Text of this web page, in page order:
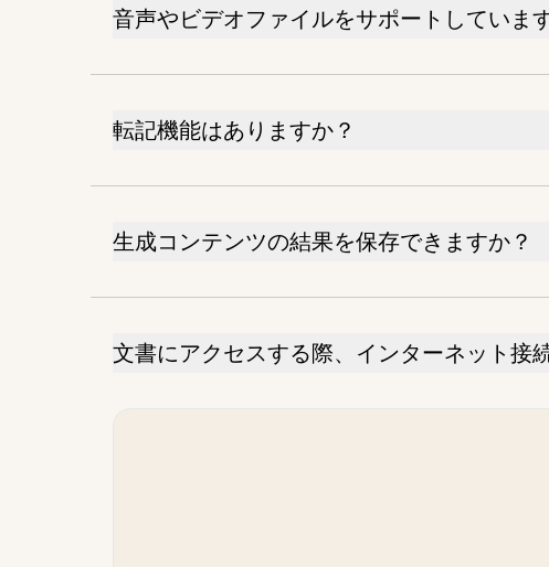
音声やビデオファイルをサポートしていま
転記機能はありますか？
生成コンテンツの結果を保存できますか？
文書にアクセスする際、インターネット接